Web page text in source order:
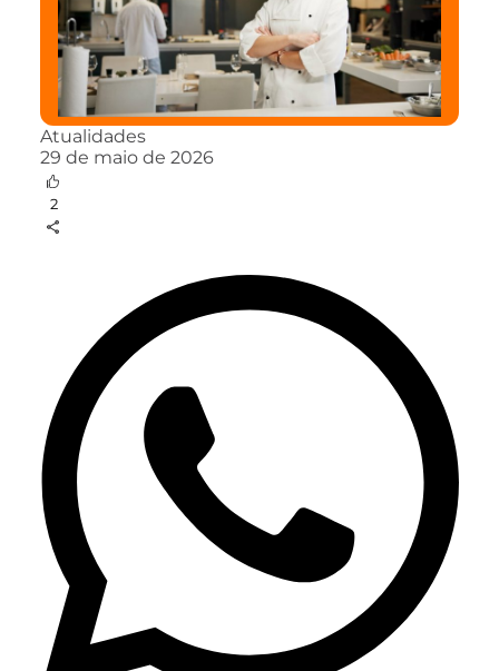
Atualidades
29 de maio de 2026
2